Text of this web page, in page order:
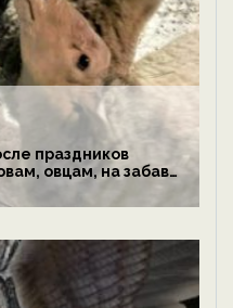
праздников
овцам, на забаву
— новости